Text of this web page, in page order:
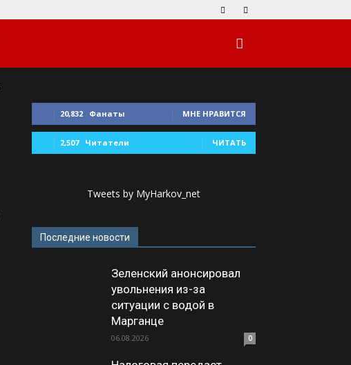
20,832 Фанаты МНЕ НРАВИТСЯ
2,507 Читатели ЧИТАТЬ
Tweets by MyHarkov_net
Последние новости
Зеленский анонсировал
увольнения из-за
ситуации с водой в
Марганце
06.08.2026 0